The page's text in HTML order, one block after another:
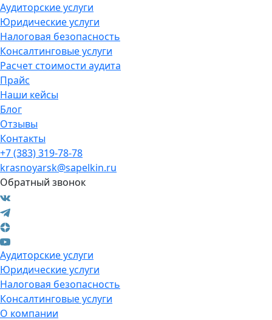
Аудиторские услуги
Юридические услуги
Налоговая безопасность
Консалтинговые услуги
Расчет стоимости аудита
Прайс
Наши кейсы
Блог
Отзывы
Контакты
+7 (383) 319-78-78
krasnoyarsk@sapelkin.ru
Обратный звонок
Аудиторские услуги
Юридические услуги
Налоговая безопасность
Консалтинговые услуги
О компании